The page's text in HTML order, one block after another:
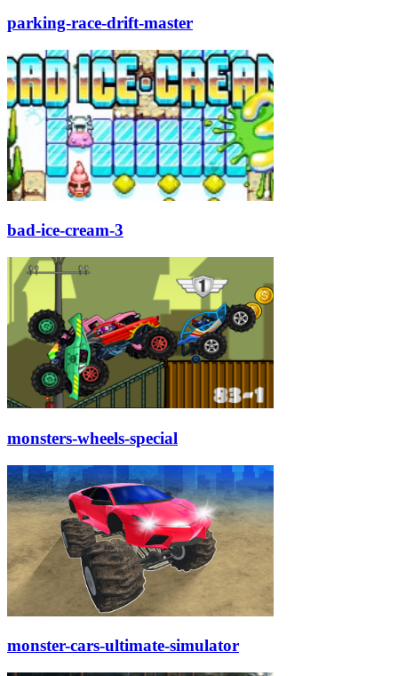
parking-race-drift-master
bad-ice-cream-3
monsters-wheels-special
monster-cars-ultimate-simulator